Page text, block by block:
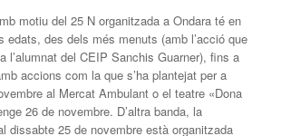
motiu del 25 N organitzada a Ondara té en
edats, des dels més menuts (amb l’acció que
l’alumnat del CEIP Sanchis Guarner), fins a
accions com la que s’ha plantejat per a
al Mercat Ambulant o el teatre «Dona
26 de novembre. D’altra banda, la
dissabte 25 de novembre està organitzada